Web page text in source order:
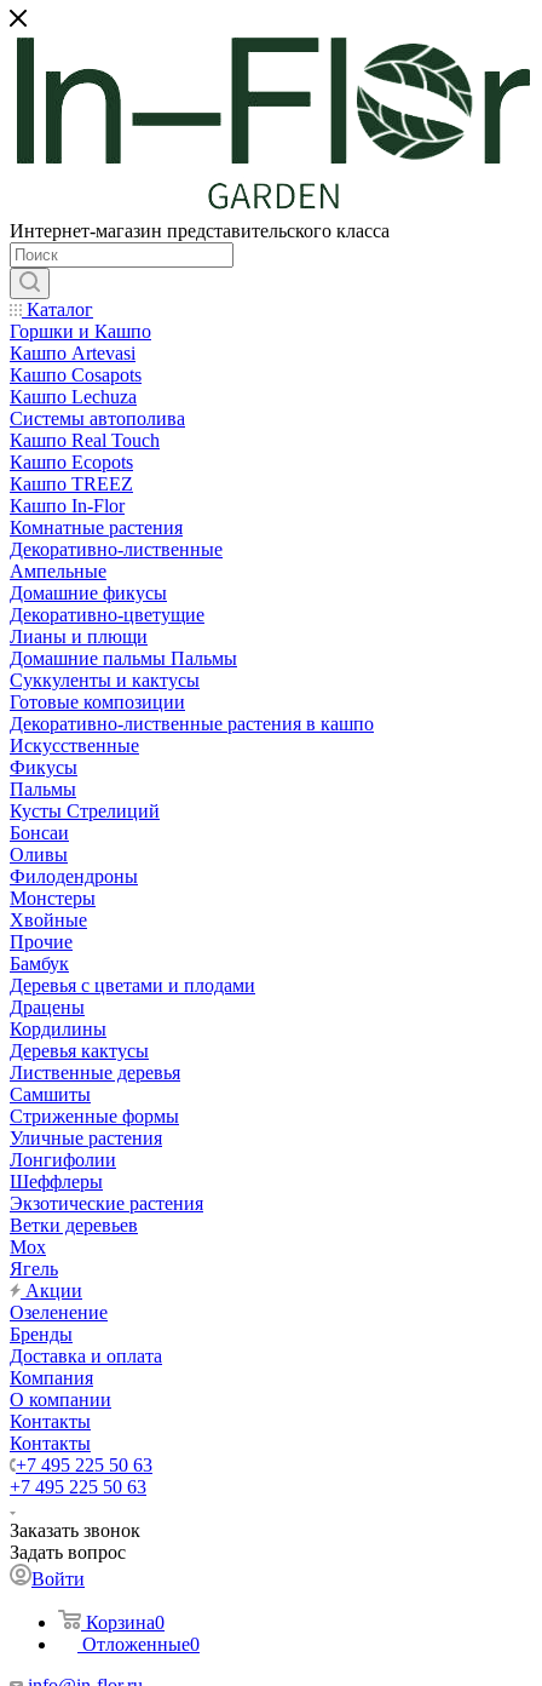
Интернет-магазин представительского класса
Каталог
Горшки и Кашпо
Кашпо Artevasi
Кашпо Cosapots
Кашпо Lechuza
Системы автополива
Кашпо Real Touch
Кашпо Ecopots
Кашпо TREEZ
Кашпо In-Flor
Комнатные растения
Декоративно-лиственные
Ампельные
Домашние фикусы
Декоративно-цветущие
Лианы и плющи
Домашние пальмы Пальмы
Суккуленты и кактусы
Готовые композиции
Декоративно-лиственные растения в кашпо
Искусственные
Фикусы
Пальмы
Кусты Стрелиций
Бонсаи
Оливы
Филодендроны
Монстеры
Хвойные
Прочие
Бамбук
Деревья с цветами и плодами
Драцены
Кордилины
Деревья кактусы
Лиственные деревья
Самшиты
Стриженные формы
Уличные растения
Лонгифолии
Шеффлеры
Экзотические растения
Ветки деревьев
Мох
Ягель
Акции
Озеленение
Бренды
Доставка и оплата
Компания
О компании
Контакты
Контакты
+7 495 225 50 63
+7 495 225 50 63
Заказать звонок
Задать вопрос
Войти
Корзина0
Отложенные0